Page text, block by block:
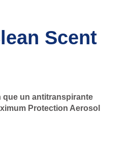
Scent
que un antitranspirante
Protection Aerosol